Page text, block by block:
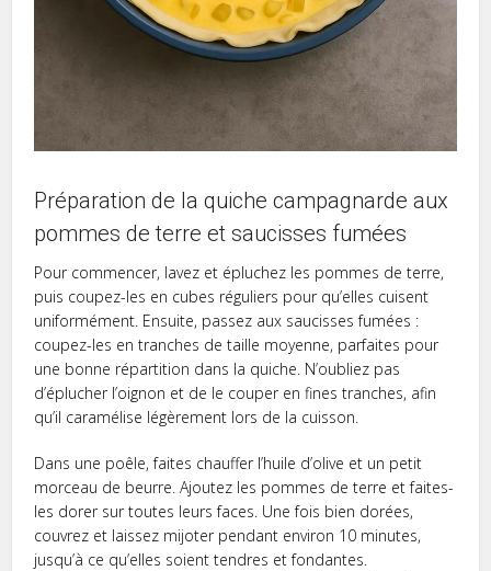
Préparation de la quiche campagnarde aux
pommes de terre et saucisses fumées
Pour commencer, lavez et épluchez les pommes de terre,
puis coupez-les en cubes réguliers pour qu’elles cuisent
uniformément. Ensuite, passez aux saucisses fumées :
coupez-les en tranches de taille moyenne, parfaites pour
une bonne répartition dans la quiche. N’oubliez pas
d’éplucher l’oignon et de le couper en fines tranches, afin
qu’il caramélise légèrement lors de la cuisson.
Dans une poêle, faites chauffer l’huile d’olive et un petit
morceau de beurre. Ajoutez les pommes de terre et faites-
les dorer sur toutes leurs faces. Une fois bien dorées,
couvrez et laissez mijoter pendant environ 10 minutes,
jusqu’à ce qu’elles soient tendres et fondantes.